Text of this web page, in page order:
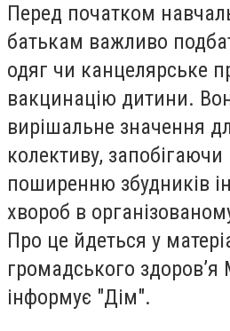
Перед початком
батькам важливо
одяг чи канцелярське
вакцинацію дитини.
вирішальне значення
колективу,
поширенню збудників
хвороб в
Про це йдеться у
громадського здоровʼя
інформує "Дім".